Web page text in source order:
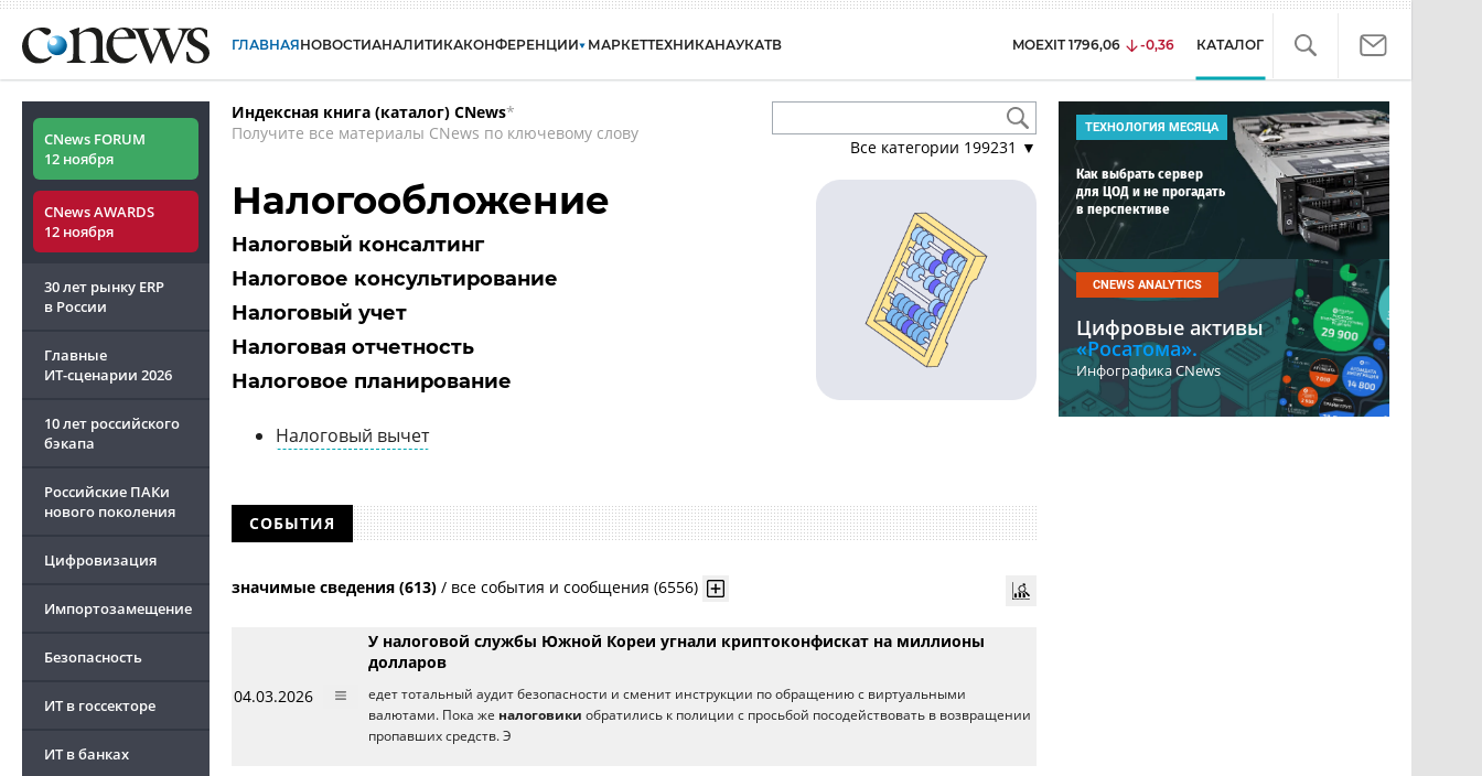
ГЛАВНАЯНОВОСТИАНАЛИТИКАКОНФЕРЕНЦИИ МАРКЕТТЕХНИКАНАУКАТВ MOEXIT 1796,06 -0,36 КАТАЛОГ
CNews FORUM
12 ноября
CNews AWARDS
12 ноября
30 лет рынку ERP
в России
Главные
ИТ-сценарии 2026
10 лет российского
бэкапа
Российские ПАКи
нового поколения
Цифровизация
Импортозамещение
Безопасность
ИТ в госсекторе
ИТ в банках
Индексная книга (каталог) CNews*
Получите все материалы CNews по ключевому слову
Все категории 199231 ▼
Налогообложение
Налоговый консалтинг
Налоговое консультирование
Налоговый учет
Налоговая отчетность
Налоговое планирование
Налоговый вычет
СОБЫТИЯ
значимые сведения (613) / все события и сообщения (6556)
04.03.2026
У налоговой службы Южной Кореи угнали криптоконфискат на миллионы
долларов
едет тотальный аудит безопасности и сменит инструкции по обращению с виртуальными
валютами. Пока же налоговики обратились к полиции с просьбой посодействовать в возвращении
пропавших средств. Э
ТЕХНОЛОГИЯ МЕСЯЦА
Как выбрать сервер
для ЦОД и не прогадать
в перспективе
CNEWS ANALYTICS
Цифровые активы
«Росатома».
Инфографика CNews